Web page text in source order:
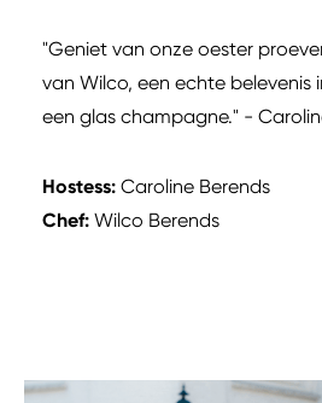
"Geniet van onze oester
van Wilco, een echte
een glas champagne." -
Hostess: Caroline Berends
Chef: Wilco Berends